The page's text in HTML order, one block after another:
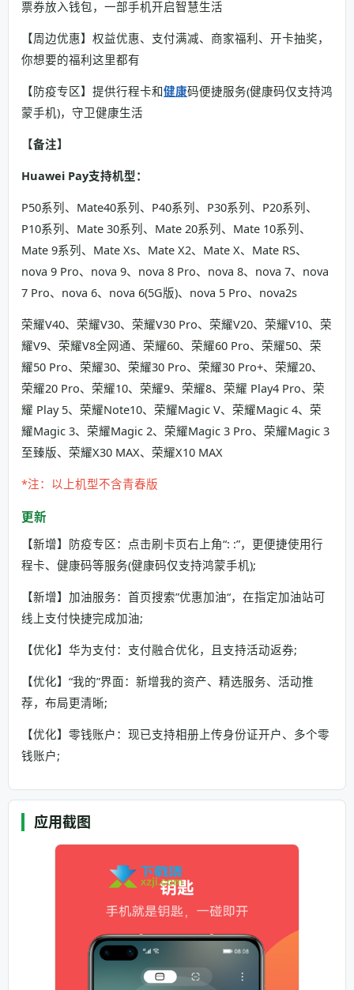
票券放入钱包，一部手机开启智慧生活
【周边优惠】权益优惠、支付满减、商家福利、开卡抽奖，
你想要的福利这里都有
【防疫专区】提供行程卡和健康码便捷服务(健康码仅支持鸿
蒙手机)，守卫健康生活
【备注】
Huawei Pay支持机型：
P50系列、Mate40系列、P40系列、P30系列、P20系列、
P10系列、Mate 30系列、Mate 20系列、Mate 10系列、
Mate 9系列、Mate Xs、Mate X2、Mate X、Mate RS、
nova 9 Pro、nova 9、nova 8 Pro、nova 8、nova 7、nova
7 Pro、nova 6、nova 6(5G版)、nova 5 Pro、nova2s
荣耀V40、荣耀V30、荣耀V30 Pro、荣耀V20、荣耀V10、荣
耀V9、荣耀V8全网通、荣耀60、荣耀60 Pro、荣耀50、荣
耀50 Pro、荣耀30、荣耀30 Pro、荣耀30 Pro+、荣耀20、
荣耀20 Pro、荣耀10、荣耀9、荣耀8、荣耀 Play4 Pro、荣
耀 Play 5、荣耀Note10、荣耀Magic V、荣耀Magic 4、荣
耀Magic 3、荣耀Magic 2、荣耀Magic 3 Pro、荣耀Magic 3
至臻版、荣耀X30 MAX、荣耀X10 MAX
*注：以上机型不含青春版
更新
【新增】防疫专区：点击刷卡页右上角“: :”，更便捷使用行
程卡、健康码等服务(健康码仅支持鸿蒙手机);
【新增】加油服务：首页搜索”优惠加油“，在指定加油站可
线上支付快捷完成加油;
【优化】华为支付：支付融合优化，且支持活动返券;
【优化】“我的”界面：新增我的资产、精选服务、活动推
荐，布局更清晰;
【优化】零钱账户：现已支持相册上传身份证开户、多个零
钱账户;
应用截图